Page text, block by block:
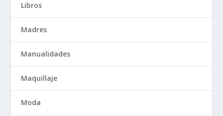
Libros
Madres
Manualidades
Maquillaje
Moda